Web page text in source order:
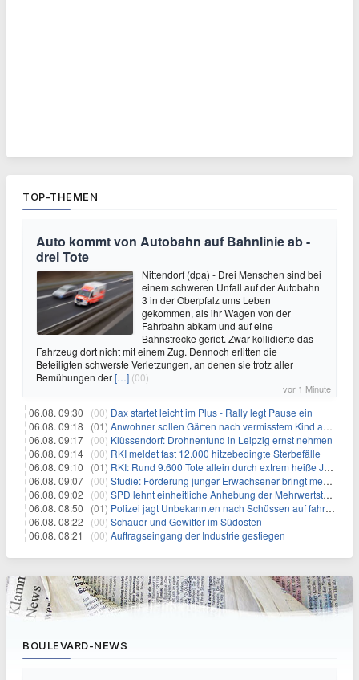
TOP-THEMEN
Auto kommt von Autobahn auf Bahnlinie ab -
drei Tote
Nittendorf (dpa) - Drei Menschen sind bei
einem schweren Unfall auf der Autobahn
3 in der Oberpfalz ums Leben
gekommen, als ihr Wagen von der
Fahrbahn abkam und auf eine
Bahnstrecke geriet. Zwar kollidierte das
Fahrzeug dort nicht mit einem Zug. Dennoch erlitten die
Beteiligten schwerste Verletzungen, an denen sie trotz aller
Bemühungen der[…] (00)
vor 1 Minute
06.08. 09:30 | (00) Dax startet leicht im Plus - Rally legt Pause ein
06.08. 09:18 | (01) Anwohner sollen Gärten nach vermisstem Kind absuchen
06.08. 09:17 | (00) Klüssendorf: Drohnenfund in Leipzig ernst nehmen
06.08. 09:14 | (00) RKI meldet fast 12.000 hitzebedingte Sterbefälle
06.08. 09:10 | (01) RKI: Rund 9.600 Tote allein durch extrem heiße Juni-Woche
06.08. 09:07 | (00) Studie: Förderung junger Erwachsener bringt mehr als bei Älteren
06.08. 09:02 | (00) SPD lehnt einheitliche Anhebung der Mehrwertsteuer ab
06.08. 08:50 | (01) Polizei jagt Unbekannten nach Schüssen auf fahrendes Auto
06.08. 08:22 | (00) Schauer und Gewitter im Südosten
06.08. 08:21 | (00) Auftragseingang der Industrie gestiegen
BOULEVARD-NEWS